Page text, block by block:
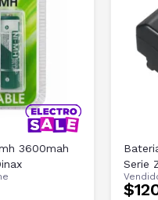
3600mah
Serie